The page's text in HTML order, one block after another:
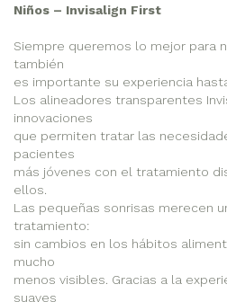
Niños – Invisalign First
Siempre queremos lo mejor para
también
es importante su experiencia
Los alineadores transparentes
innovaciones
que permiten tratar las
pacientes
más jóvenes con el tratamiento
ellos.
Las pequeñas sonrisas merecen
tratamiento:
sin cambios en los hábitos
mucho
menos visibles. Gracias a la
suaves